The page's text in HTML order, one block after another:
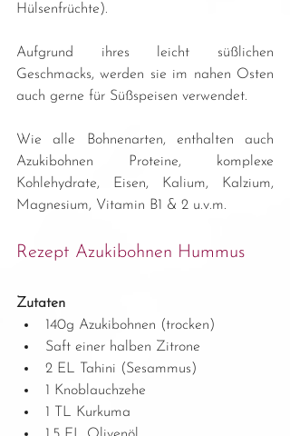
Hülsenfrüchte).
Aufgrund ihres leicht süßlichen
Geschmacks, werden sie im nahen Osten
auch gerne für Süßspeisen verwendet.
Wie alle Bohnenarten, enthalten auch
Azukibohnen Proteine, komplexe
Kohlehydrate, Eisen, Kalium, Kalzium,
Magnesium, Vitamin B1 & 2 u.v.m.
Rezept Azukibohnen Hummus
Zutaten
140g Azukibohnen (trocken)
Saft einer halben Zitrone
2 EL Tahini (Sesammus)
1 Knoblauchzehe
1 TL Kurkuma